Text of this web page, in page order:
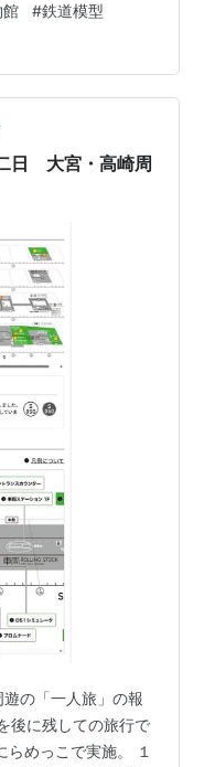
景だと汚く見えて
ない色。 黄色。 紫
色ですが、現実とは
が、抑えとして少し
景に見えます。 ど
館 #鉄道模型
日 大宮・高崎周
の「一人旅」の報
後に残しての旅行で
めっこで実施。 １